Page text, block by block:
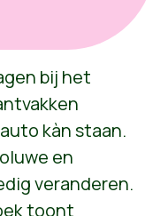
bij het
kàn staan.
en
veranderen.
toont